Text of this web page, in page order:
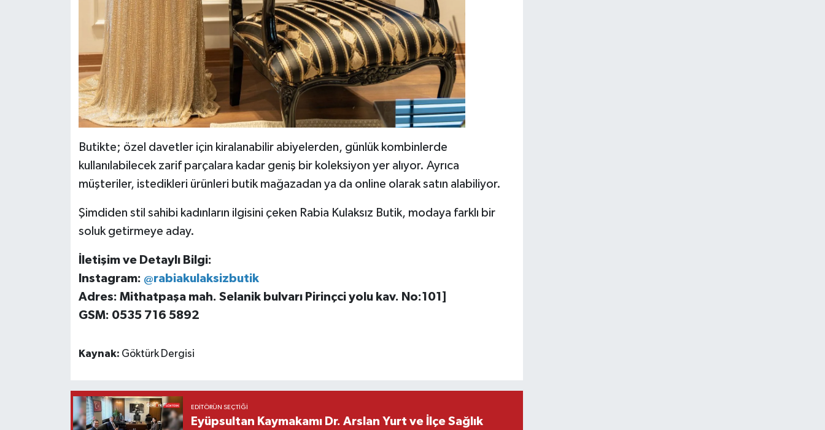
Butikte; özel davetler için kiralanabilir abiyelerden, günlük kombinlerde
kullanılabilecek zarif parçalara kadar geniş bir koleksiyon yer alıyor. Ayrıca
müşteriler, istedikleri ürünleri butik mağazadan ya da online olarak satın alabiliyor.
Şimdiden stil sahibi kadınların ilgisini çeken Rabia Kulaksız Butik, modaya farklı bir
soluk getirmeye aday.
İletişim ve Detaylı Bilgi:
Instagram: @rabiakulaksizbutik
Adres: Mithatpaşa mah. Selanik bulvarı Pirinçci yolu kav. No:101]
GSM: 0535 716 5892
Kaynak: Göktürk Dergisi
EDITÖRÜN SEÇTIĞI
Eyüpsultan Kaymakamı Dr. Arslan Yurt ve İlçe Sağlık